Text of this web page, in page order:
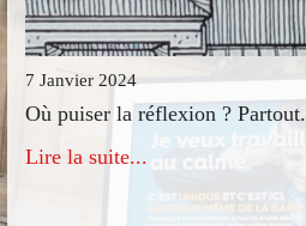
7 Janvier 2024
Où puiser la réflexion ? Partout.
Lire la suite...